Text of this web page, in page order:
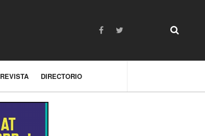
REVISTA DIRECTORIO